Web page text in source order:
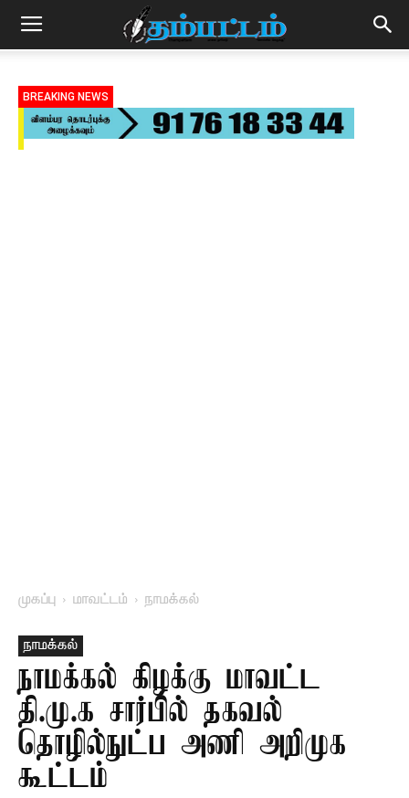
BREAKING NEWS
முகப்பு மாவட்டம் நாமக்கல்
நாமக்கல்
நாமக்கல் கிழக்கு மாவட்ட
தி.மு.க சார்பில் தகவல்
தொழில்நுட்ப அணி அறிமுக
கூட்டம்